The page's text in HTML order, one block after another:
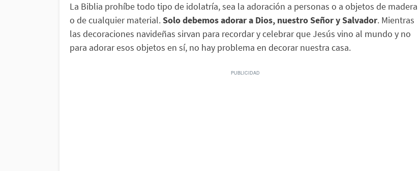
La Biblia prohíbe todo tipo de idolatría, sea la adoración a personas o a objetos de madera
o de cualquier material.Solo debemos adorar a Dios, nuestro Señor y Salvador. Mientras
las decoraciones navideñas sirvan para recordar y celebrar que Jesús vino al mundo y no
para adorar esos objetos en sí, no hay problema en decorar nuestra casa.